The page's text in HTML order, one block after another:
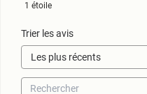
1 étoile
Trier les avis